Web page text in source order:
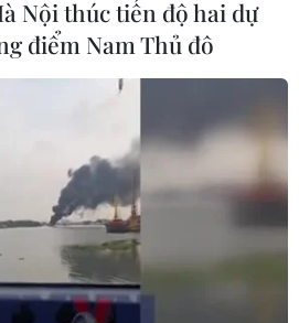
phố Hồ Chí
những cựu
tại Đức
Nội thúc tiến độ hai dự
điểm Nam Thủ đô